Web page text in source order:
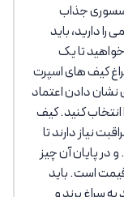
جذاب
دارید، باید
تا یک
کیف های اسپرت
نشان دادن اعتماد
انتخاب کنید. کیف
نیاز دارند تا
در پایان آن چیز
قیمت است. باید